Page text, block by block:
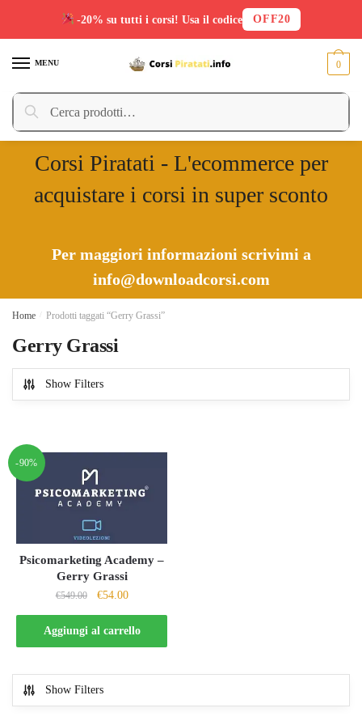
MENU
Cerca:
Cerca
0
Corsi Piratati - L'ecommerce per
acquistare i corsi in super sconto
Per maggiori informazioni scrivimi a
info@downloadcorsi.com
Home Prodotti taggati “Gerry Grassi”
Gerry Grassi
Show Filters
-90%
Psicomarketing Academy –
Gerry Grassi
€549.00
Il
prezzo
originale
era:
€54.00Il
prezzo
attuale
è:
Aggiungi al carrello
Show Filters
-20% su tutti i corsi! Usa il codice OFF20